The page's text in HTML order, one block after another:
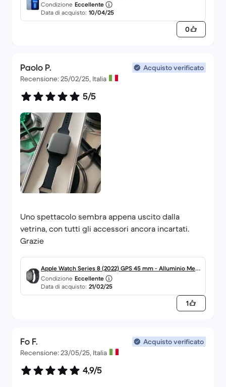
Condizione Eccellente
Data di acquisto: 10/04/25
0
Paolo P.
Acquisto verificato
Recensione: 25/02/25, Italia
5/5
Uno spettacolo sembra appena uscito dalla
vetrina, con tutti gli accessori ancora incartati.
Grazie
Apple Watch Series 8 (2022) GPS 45 mm - Alluminio Mezz
anotte
Condizione Eccellente
Data di acquisto: 21/02/25
1
Fo F.
Acquisto verificato
Recensione: 23/05/25, Italia
4,9/5